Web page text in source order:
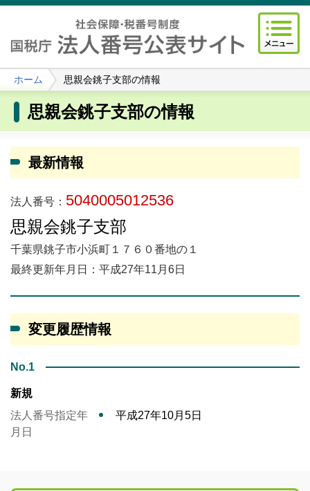
ホーム 思親会銚子支部の情報
思親会銚子支部の情報
最新情報
法人番号： 5040005012536
思親会銚子支部
千葉県銚子市小浜町１７６０番地の１
最終更新年月日：平成27年11月6日
変更履歴情報
No.1
新規
法人番号指定年
月日
平成27年10月5日